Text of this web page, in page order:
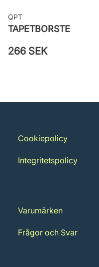
QPT
TAPETBORSTE
266 SEK
Cookiepolicy
Integritetspolicy
Varumärken
Frågor och Svar